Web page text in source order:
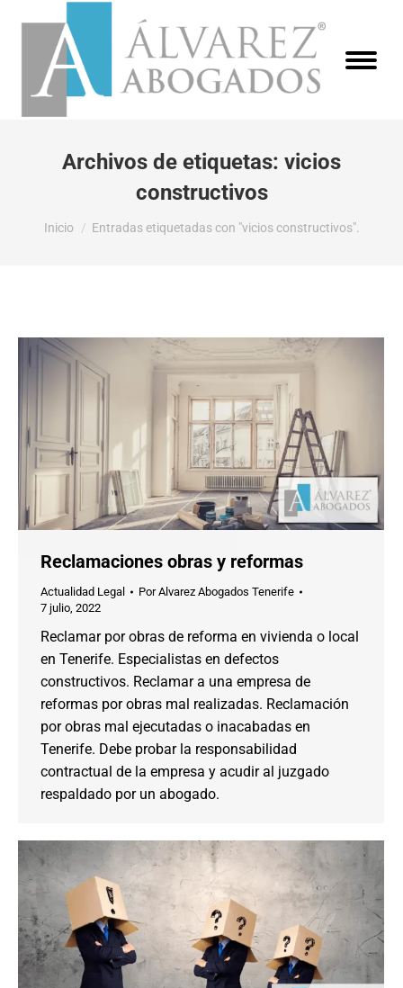
Archivos de etiquetas: vicios
constructivos
Estás aquí:
Inicio Entradas etiquetadas con "vicios constructivos".
Reclamaciones obras y reformas
Actualidad Legal PorAlvarez Abogados Tenerife
7 julio, 2022
Reclamar por obras de reforma en vivienda o local
en Tenerife. Especialistas en defectos
constructivos. Reclamar a una empresa de
reformas por obras mal realizadas. Reclamación
por obras mal ejecutadas o inacabadas en
Tenerife. Debe probar la responsabilidad
contractual de la empresa y acudir al juzgado
respaldado por un abogado.